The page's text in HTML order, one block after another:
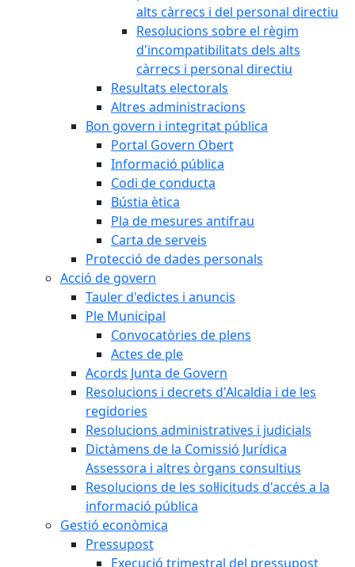
alts càrrecs i del personal directiu
Resolucions sobre el règim
d'incompatibilitats dels alts
càrrecs i personal directiu
Resultats electorals
Altres administracions
Bon govern i integritat pública
Portal Govern Obert
Informació pública
Codi de conducta
Bústia ètica
Pla de mesures antifrau
Carta de serveis
Protecció de dades personals
Acció de govern
Tauler d'edictes i anuncis
Ple Municipal
Convocatòries de plens
Actes de ple
Acords Junta de Govern
Resolucions i decrets d'Alcaldia i de les
regidories
Resolucions administratives i judicials
Dictàmens de la Comissió Jurídica
Assessora i altres òrgans consultius
Resolucions de les sol·licituds d'accés a la
informació pública
Gestió econòmica
Pressupost
Execució trimestral del pressupost